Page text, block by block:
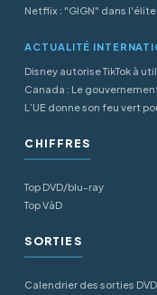
Netflix : "GIGN" dans
ACTUALITÉ
Disney autorise TikTok à
Canada : Le
L’UE donne son feu vert
CHIFFRES
Top DVD/blu-ray
Top VàD
SORTIES
Calendrier des sorties